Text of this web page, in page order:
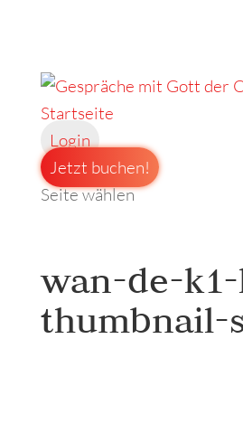
Startseite
Login
Jetzt buchen!
Seite wählen
wan-de-
thumbnail-